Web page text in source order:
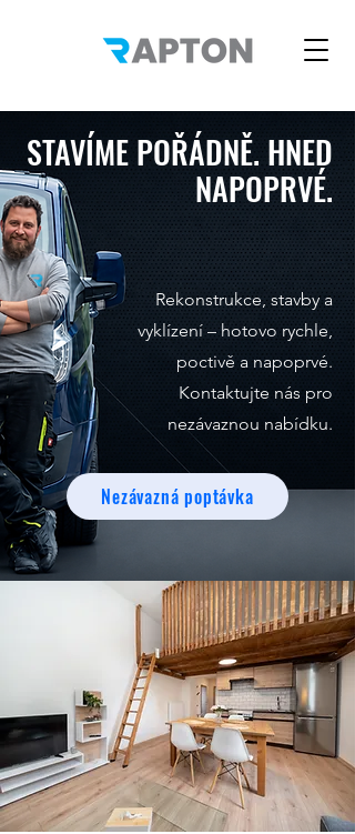
STAVÍME POŘÁDNĚ. HNED
NAPOPRVÉ.
Rekonstrukce, stavby a
vyklízení – hotovo rychle,
poctivě a napoprvé.
Kontaktujte nás pro
nezávaznou nabídku.
Nezávazná poptávka